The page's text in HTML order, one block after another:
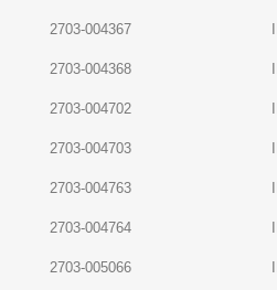
2703-004367
2703-004368
2703-004702
2703-004703
2703-004763
2703-004764
2703-005066